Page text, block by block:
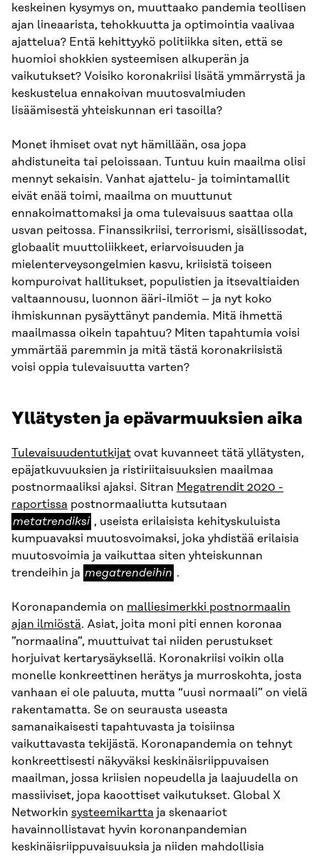
keskeinen kysymys on, muuttaako pandemia teollisen
ajan lineaarista, tehokkuutta ja optimointia vaalivaa
ajattelua? Entä kehittyykö politiikka siten, että se
huomioi shokkien systeemisen alkuperän ja
vaikutukset? Voisiko koronakriisi lisätä ymmärrystä ja
keskustelua ennakoivan muutosvalmiuden
lisäämisestä yhteiskunnan eri tasoilla?
Monet ihmiset ovat nyt hämillään, osa jopa
ahdistuneita tai peloissaan. Tuntuu kuin maailma olisi
mennyt sekaisin. Vanhat ajattelu- ja toimintamallit
eivät enää toimi, maailma on muuttunut
ennakoimattomaksi ja oma tulevaisuus saattaa olla
usvan peitossa. Finanssikriisi, terrorismi, sisällissodat,
globaalit muuttoliikkeet, eriarvoisuuden ja
mielenterveysongelmien kasvu, kriisistä toiseen
kompuroivat hallitukset, populistien ja itsevaltiaiden
valtaannousu, luonnon ääri-ilmiöt – ja nyt koko
ihmiskunnan pysäyttänyt pandemia. Mitä ihmettä
maailmassa oikein tapahtuu? Miten tapahtumia voisi
ymmärtää paremmin ja mitä tästä koronakriisistä
voisi oppia tulevaisuutta varten?
Yllätysten ja epävarmuuksien aika
Tulevaisuudentutkijat ovat kuvanneet tätä yllätysten,
epäjatkuvuuksien ja ristiriitaisuuksien maailmaa
postnormaaliksi ajaksi. Sitran Megatrendit 2020 -
raportissa postnormaaliutta kutsutaan
metatrendiksi , useista erilaisista kehityskuluista
kumpuavaksi muutosvoimaksi, joka yhdistää erilaisia
muutosvoimia ja vaikuttaa siten yhteiskunnan
trendeihin ja megatrendeihin
megatrendeihin .
Koronapandemia on malliesimerkki postnormaalin
ajan ilmiöstä. Asiat, joita moni piti ennen koronaa
”normaalina”, muuttuivat tai niiden perustukset
horjuivat kertarysäyksellä. Koronakriisi voikin olla
monelle konkreettinen herätys ja murroskohta, josta
vanhaan ei ole paluuta, mutta “uusi normaali” on vielä
rakentamatta. Se on seurausta useasta
samanaikaisesti tapahtuvasta ja toisiinsa
vaikuttavasta tekijästä. Koronapandemia on tehnyt
konkreettisesti näkyväksi keskinäisriippuvaisen
maailman, jossa kriisien nopeudella ja laajuudella on
massiiviset, jopa kaoottiset vaikutukset. Global X
Networkin systeemikartta ja skenaariot
havainnollistavat hyvin koronanpandemian
keskinäisriippuvaisuuksia ja niiden mahdollisia